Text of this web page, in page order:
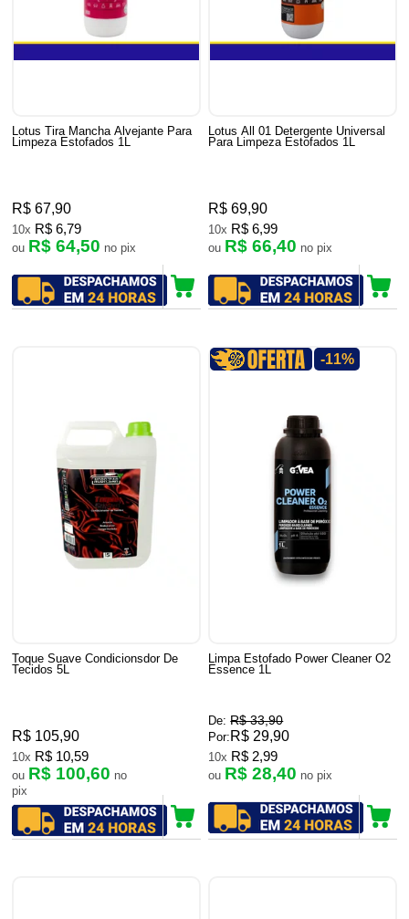
Lotus Tira Mancha Alvejante Para
Limpeza Estofados 1L
R$ 67,90
10x R$ 6,79
ou R$ 64,50 no pix
Lotus All 01 Detergente Universal
Para Limpeza Estofados 1L
R$ 69,90
10x R$ 6,99
ou R$ 66,40 no pix
Toque Suave Condicionsdor De
Tecidos 5L
R$ 105,90
10x R$ 10,59
ou R$ 100,60 no
pix
-11%
Limpa Estofado Power Cleaner O2
Essence 1L
De: R$ 33,90
Por: R$ 29,90
10x R$ 2,99
ou R$ 28,40 no pix